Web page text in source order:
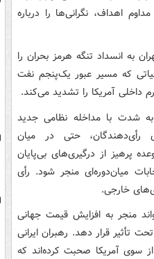
اهداف، نگرانی‌ها را درباره
به انسداد تنگه هرمز بحران را
که مسیر عبور یک‌پنجم نفت
داخلی آمریکا را تشدید می‌کند.
شدت با مداخله نظامی جدید
رأی‌دهندگان، حتی در میان
پرهیز از درگیری‌های بی‌پایان
میان‌دوره‌ای منجر شود. رأی
خارجی.
منجر به افزایش قیمت جهانی
تأثیر قرار دهد. رهبران ایرانی
سوی آمریکا صحبت کرده‌اند که